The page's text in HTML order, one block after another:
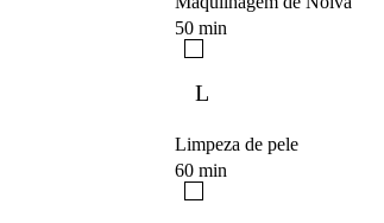
50 min
L
Limpeza de pele
60 min